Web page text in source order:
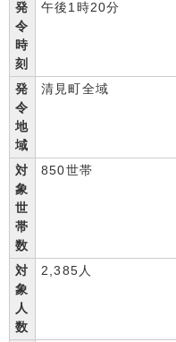
発
令
時
刻
午後1時20分
発
令
地
域
清見町全域
対
象
世
帯
数
850世帯
対
象
人
数
2,385人